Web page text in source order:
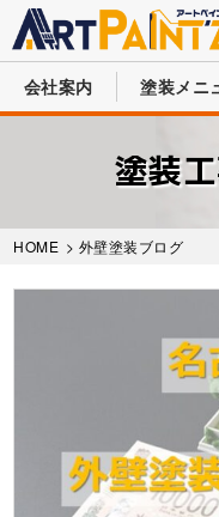
会社案内 塗装メニ
塗装
HOME > 外壁塗装ブログ